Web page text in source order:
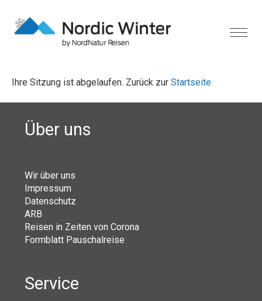
Ihre Sitzung ist abgelaufen. Zurück zur Startseite
Über uns
Wir über uns
Impressum
Datenschutz
ARB
Reisen in Zeiten von Corona
Formblatt Pauschalreise
Service